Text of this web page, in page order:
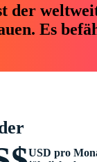
der
Es
USD pro